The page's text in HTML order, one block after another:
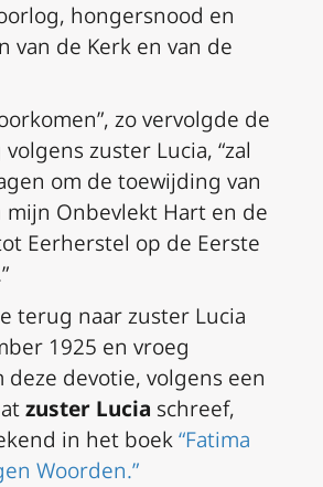
hongersnood en
van de Kerk en van de
zo vervolgde de
zuster Lucia, “zal
om de toewijding van
mijn Onbevlekt Hart en de
Eerherstel op de Eerste
terug naar zuster Lucia
1925 en vroeg
deze devotie, volgens een
zuster Lucia schreef,
in het boek“Fatima
Woorden.”